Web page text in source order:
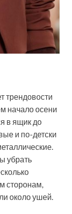
трендовости
начало осени
в ящик до
и по-детски
убрать
сторонам,
около ушей.